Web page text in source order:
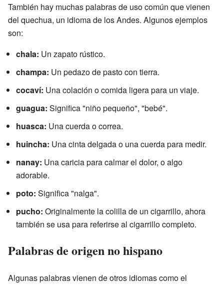
También hay muchas palabras de uso común que vienen
del quechua, un idioma de los Andes. Algunos ejemplos
son:
chala: Un zapato rústico.
champa: Un pedazo de pasto con tierra.
cocaví: Una colación o comida ligera para un viaje.
guagua: Significa "niño pequeño", "bebé".
huasca: Una cuerda o correa.
huincha: Una cinta delgada o una cuerda para medir.
nanay: Una caricia para calmar el dolor, o algo
adorable.
poto: Significa "nalga".
pucho: Originalmente la colilla de un cigarrillo, ahora
también se usa para referirse al cigarrillo completo.
Palabras de origen no hispano
Algunas palabras vienen de otros idiomas como el